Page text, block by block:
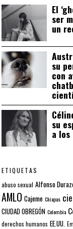
El
ser
un
su
con
su
a los
ETIQUETAS
abuso sexual Alfonso
AMLO Cajeme Chiapas
CIUDAD OBREGÓN Colombia
derechos humanos EE.UU.